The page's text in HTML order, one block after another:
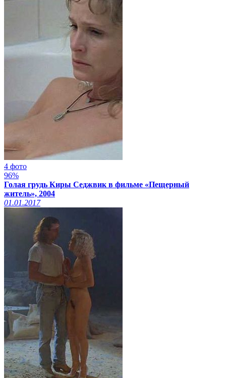
4 фото
96%
Голая грудь Киры Седжвик в фильме «Пещерный
житель», 2004
01.01.2017